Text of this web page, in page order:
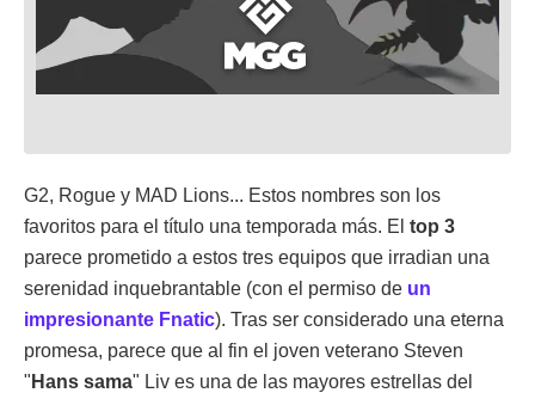
G2, Rogue y MAD Lions... Estos nombres son los
favoritos para el título una temporada más. El top 3
parece prometido a estos tres equipos que irradian una
serenidad inquebrantable (con el permiso de un
impresionante Fnatic). Tras ser considerado una eterna
promesa, parece que al fin el joven veterano Steven
" Hans sama" Liv es una de las mayores estrellas del